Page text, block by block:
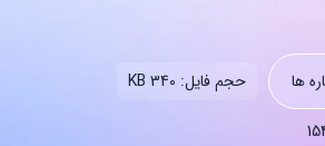
ها حجم فایل: 340 KB